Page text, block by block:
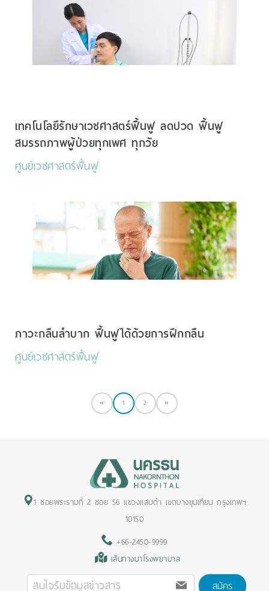
เทคโนโลยีรักษาเวชศาสตร์ฟื้นฟู ลดปวด ฟื้นฟู
สมรรถภาพผู้ป่วยทุกเพศ ทุกวัย
ศูนย์เวชศาสตร์ฟื้นฟู
ภาวะกลืนลำบาก ฟื้นฟูได้ด้วยการฝึกกลืน
ศูนย์เวชศาสตร์ฟื้นฟู
« 1 2 »
1 ซอยพระรามที่ 2 ซอย 56 แขวงแสมดำ เขตบางขุนเทียน กรุงเทพฯ
10150
+66-2450-9999
เส้นทางมาโรงพยาบาล
สมัคร